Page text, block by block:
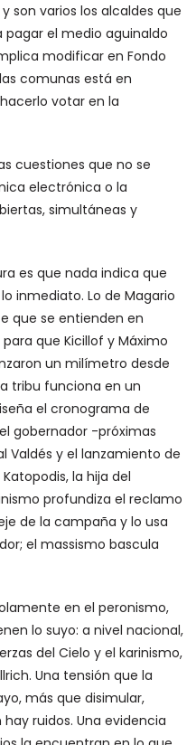
son varios los alcaldes que
el medio aguinaldo
modificar en Fondo
comunas está en
votar en la
cuestiones que no se
electrónica o la
simultáneas y
es que nada indica que
inmediato. Lo de Magario
que se entienden en
que Kicillof y Máximo
un milímetro desde
tribu funciona en un
el cronograma de
gobernador -próximas
Valdés y el lanzamiento de
la hija del
profundiza el reclamo
de la campaña y lo usa
el massismo bascula
en el peronismo,
lo suyo: a nivel nacional,
del Cielo y el karinismo,
Una tensión que la
más que disimular,
ruidos. Una evidencia